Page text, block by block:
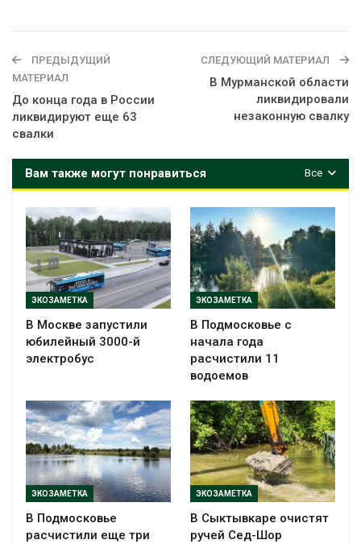
ПРЕДЫДУЩИЙ
МАТЕРИАЛ
До конца года в России
ликвидируют еще 63
свалки
СЛЕДУЮЩИЙ МАТЕРИАЛ
В Мурманской области
ликвидировали
незаконную свалку
Все
Вам также могут понравиться
ЭКОЗАМЕТКА
В Москве запустили
юбилейный 3000-й
электробус
ЭКОЗАМЕТКА
В Подмосковье с
начала года
расчистили 11
водоемов
ЭКОЗАМЕТКА
В Подмосковье
расчистили еще три
ЭКОЗАМЕТКА
В Сыктывкаре очистят
ручей Сед-Шор